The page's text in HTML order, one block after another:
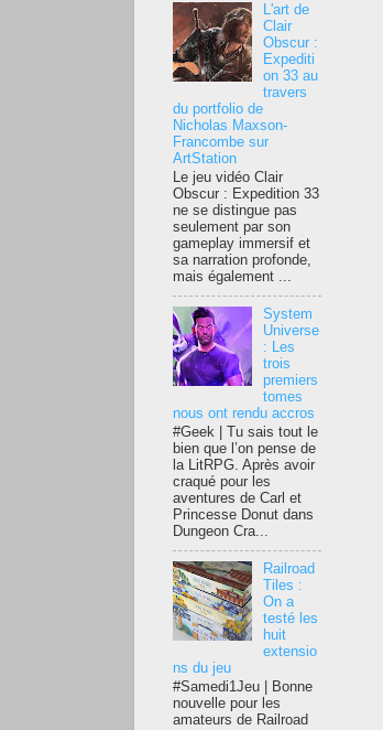
L'art de
Clair
Obscur :
Expediti
on 33 au
travers
du portfolio de
Nicholas Maxson-
Francombe sur
ArtStation
Le jeu vidéo Clair
Obscur : Expedition 33
ne se distingue pas
seulement par son
gameplay immersif et
sa narration profonde,
mais également ...
System
Universe
: Les
trois
premiers
tomes
nous ont rendu accros
#Geek | Tu sais tout le
bien que l’on pense de
la LitRPG. Après avoir
craqué pour les
aventures de Carl et
Princesse Donut dans
Dungeon Cra...
Railroad
Tiles :
On a
testé les
huit
extensio
ns du jeu
#Samedi1Jeu | Bonne
nouvelle pour les
amateurs de Railroad